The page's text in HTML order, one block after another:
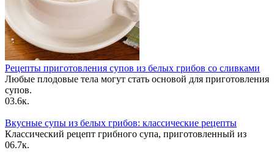
Рецепты приготовления супов из белых грибов со сливками
Любые плодовые тела могут стать основой для приготовления
супов.
03.6к.
Вкусные супы из белых грибов: классические рецепты
Классический рецепт грибного супа, приготовленный из
06.7к.